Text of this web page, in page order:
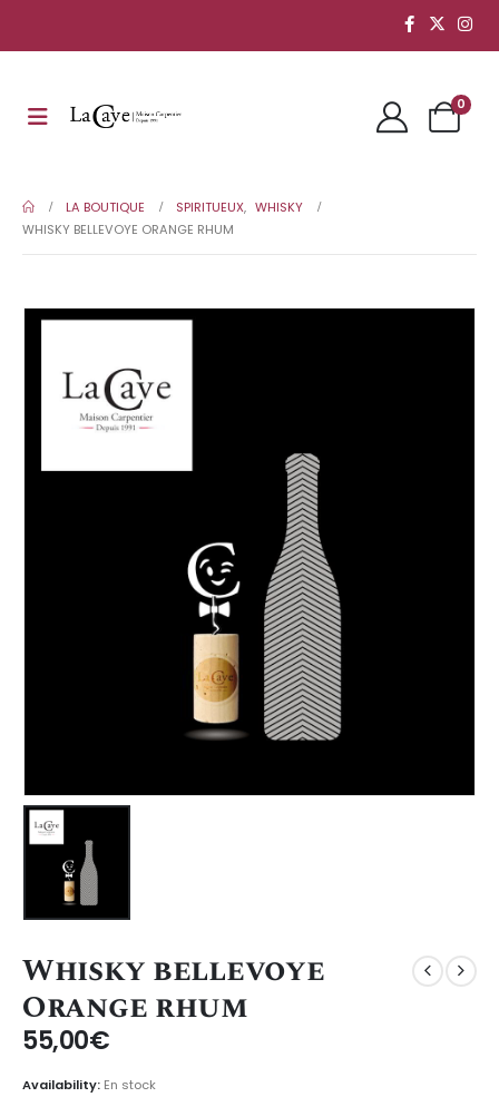
0
LA BOUTIQUE SPIRITUEUX, WHISKY
WHISKY BELLEVOYE ORANGE RHUM
Whisky bellevoye
Orange rhum
55,00€
Availability: En stock